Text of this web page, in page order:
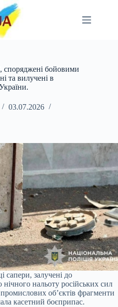
споряджені бойовими
та вилучені в
03.07.2026
сапери, залучені до
нальоту російських сил
об’єктів фрагменти
касетний боєприпас.